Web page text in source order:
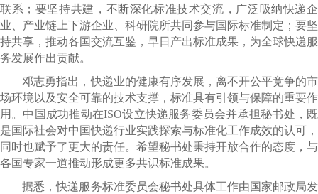
联系；要坚持共建，不断深化标准技术交流，广泛吸纳快递企
业、产业链上下游企业、科研院所共同参与国际标准制定；要坚
持共享，推动各国交流互鉴，早日产出标准成果，为全球快递服
务发展作出贡献。
邓志勇指出，快递业的健康有序发展，离不开公平竞争的市
场环境以及安全可靠的技术支撑，标准具有引领与保障的重要作
用。中国成功推动在ISO设立快递服务委员会并承担秘书处，既
是国际社会对中国快递行业实践探索与标准化工作成效的认可，
同时也赋予了更大的责任。希望秘书处秉持开放合作的态度，与
各国专家一道推动形成更多共识标准成果。
据悉，快递服务标准委员会秘书处具体工作由国家邮政局发